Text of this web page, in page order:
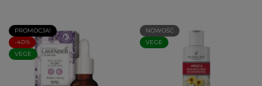
PROMOCJA!
-40%
VEGE
NOWOŚĆ
VEGE